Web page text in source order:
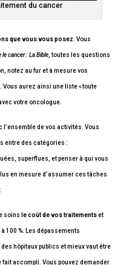
du cancer
que vous vous posez . Vous
le cancer : La Bible, toutes les questions
notez au fur et à mesure vos
aurez ainsi une liste « toute
votre oncologue.
l’ensemble de vos activités. Vous
entre des catégories :
superflues, et penser à qui vous
en mesure d’assumer ces tâches
soins le coût de vos traitementset
100 %. Les dépassements
hôpitaux publics et mieux vaut être
fait accompli. Vous pouvez demander